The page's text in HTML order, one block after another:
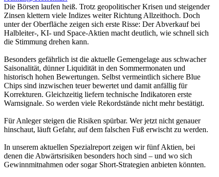
Die Börsen laufen heiß. Trotz geopolitischer Krisen und steigender
Zinsen klettern viele Indizes weiter Richtung Allzeithoch. Doch
unter der Oberfläche zeigen sich erste Risse: Der Abverkauf bei
Halbleiter-, KI- und Space-Aktien macht deutlich, wie schnell sich
die Stimmung drehen kann.
Besonders gefährlich ist die aktuelle Gemengelage aus schwacher
Saisonalität, dünner Liquidität in den Sommermonaten und
historisch hohen Bewertungen. Selbst vermeintlich sichere Blue
Chips sind inzwischen teuer bewertet und damit anfällig für
Korrekturen. Gleichzeitig liefern technische Indikatoren erste
Warnsignale. So werden viele Rekordstände nicht mehr bestätigt.
Für Anleger steigen die Risiken spürbar. Wer jetzt nicht genauer
hinschaut, läuft Gefahr, auf dem falschen Fuß erwischt zu werden.
In unserem aktuellen Spezialreport zeigen wir fünf Aktien, bei
denen die Abwärtsrisiken besonders hoch sind – und wo sich
Gewinnmitnahmen oder sogar Short-Strategien anbieten könnten.